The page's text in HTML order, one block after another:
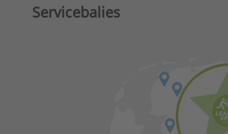
Servicebalies